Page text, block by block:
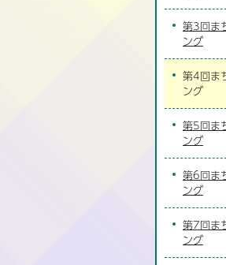
第3回ま
ング
第4回ま
ング
第5回ま
ング
第6回ま
ング
第7回ま
ング